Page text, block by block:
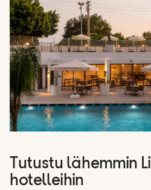
Tutustu lähemmin
hotelleihin